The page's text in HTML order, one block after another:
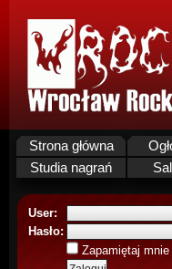
Strona główna
Studia nagrań
User:
Hasło:
Zapamiętaj mnie